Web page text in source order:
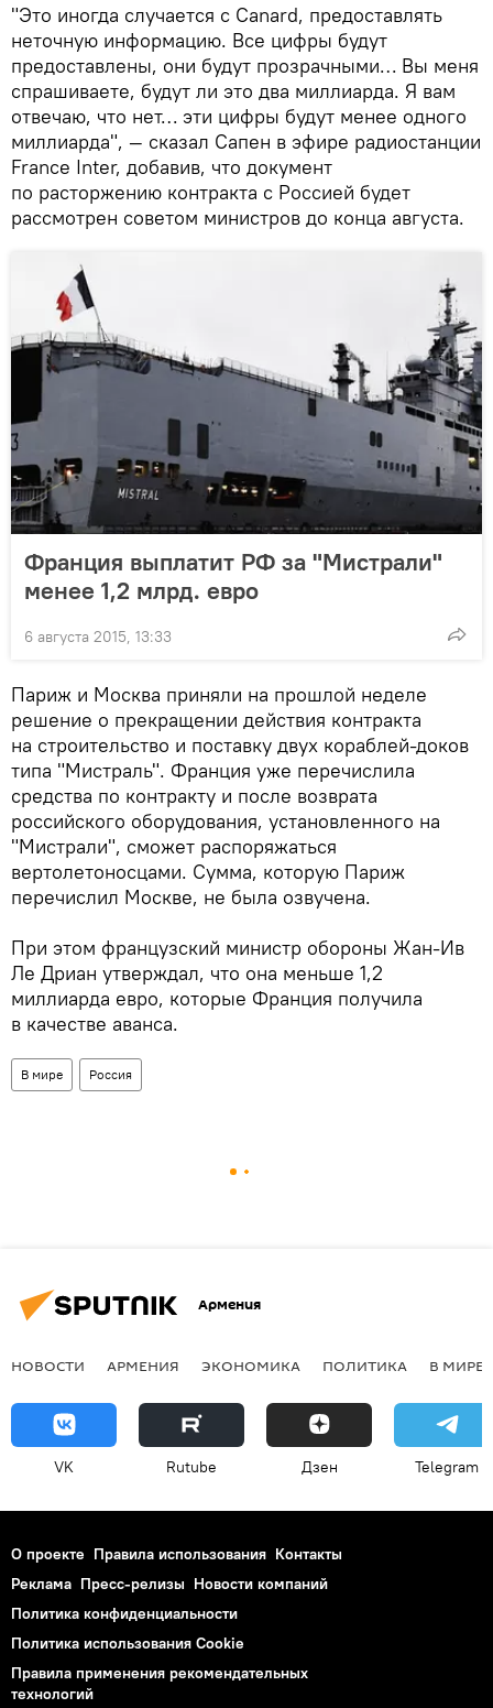
"Это иногда случается с Canard, предоставлять
неточную информацию. Все цифры будут
предоставлены, они будут прозрачными… Вы меня
спрашиваете, будут ли это два миллиарда. Я вам
отвечаю, что нет… эти цифры будут менее одного
миллиарда", — сказал Сапен в эфире радиостанции
France Inter, добавив, что документ
по расторжению контракта с Россией будет
рассмотрен советом министров до конца августа.
Франция выплатит РФ за "Мистрали"
менее 1,2 млрд. евро
6 августа 2015, 13:33
Париж и Москва приняли на прошлой неделе
решение о прекращении действия контракта
на строительство и поставку двух кораблей-доков
типа "Мистраль". Франция уже перечислила
средства по контракту и после возврата
российского оборудования, установленного на
"Мистрали", сможет распоряжаться
вертолетоносцами. Сумма, которую Париж
перечислил Москве, не была озвучена.
При этом французский министр обороны Жан-Ив
Ле Дриан утверждал, что она меньше 1,2
миллиарда евро, которые Франция получила
в качестве аванса.
В мире Россия
Армения
НОВОСТИ АРМЕНИЯ ЭКОНОМИКА ПОЛИТИКА В МИРЕ
VK Rutube Дзен Telegram
О проекте Правила использования Контакты
Реклама Пресс-релизы Новости компаний
Политика конфиденциальности
Политика использования Cookie
Правила применения рекомендательных
технологий